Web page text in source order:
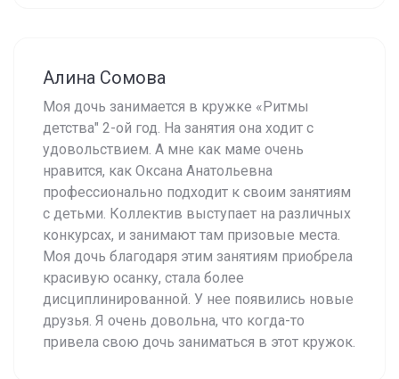
Алина Сомова
Моя дочь занимается в кружке «Ритмы
детства" 2-ой год. На занятия она ходит с
удовольствием. А мне как маме очень
нравится, как Оксана Анатольевна
профессионально подходит к своим занятиям
с детьми. Коллектив выступает на различных
конкурсах, и занимают там призовые места.
Моя дочь благодаря этим занятиям приобрела
красивую осанку, стала более
дисциплинированной. У нее появились новые
друзья. Я очень довольна, что когда-то
привела свою дочь заниматься в этот кружок.